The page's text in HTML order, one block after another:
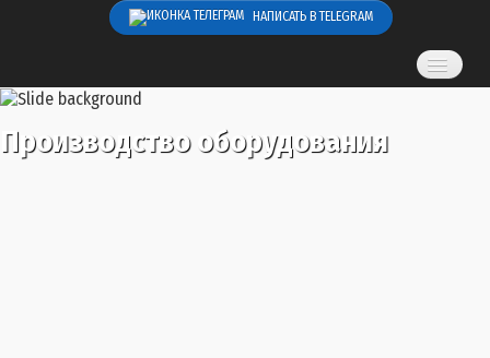
НАПИСАТЬ В TELEGRAM
Услуги
Производство оборудования